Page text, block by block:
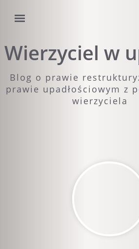
Wierzyciel w
Blog o prawie
prawie upadłościowym z
wierzyciela